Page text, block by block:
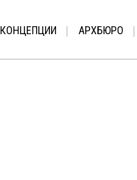
КОНЦЕПЦИИ АРХБЮРО